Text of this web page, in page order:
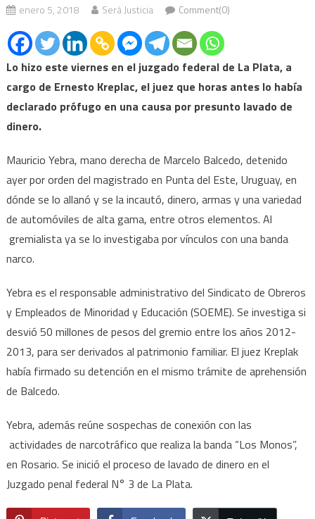
enero 5, 2018 Será Justicia Comment(0)
Lo hizo este viernes en el juzgado federal de La Plata, a
cargo de Ernesto Kreplac, el juez que horas antes lo había
declarado prófugo en una causa por presunto lavado de
dinero.
Mauricio Yebra, mano derecha de Marcelo Balcedo, detenido
ayer por orden del magistrado en Punta del Este, Uruguay, en
dónde se lo allanó y se la incautó, dinero, armas y una variedad
de automóviles de alta gama, entre otros elementos. Al
gremialista ya se lo investigaba por vínculos con una banda
narco.
Yebra es el responsable administrativo del Sindicato de Obreros
y Empleados de Minoridad y Educación (SOEME). Se investiga si
desvió 50 millones de pesos del gremio entre los años 2012-
2013, para ser derivados al patrimonio familiar. El juez Kreplak
había firmado su detención en el mismo trámite de aprehensión
de Balcedo.
Yebra, además reúne sospechas de conexión con las
actividades de narcotráfico que realiza la banda “Los Monos”,
en Rosario. Se inició el proceso de lavado de dinero en el
Juzgado penal federal N° 3 de La Plata.